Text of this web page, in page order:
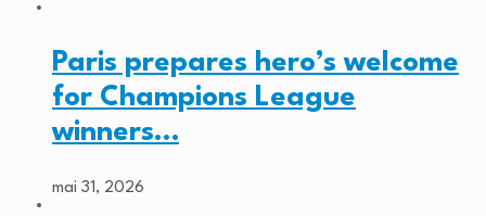
Paris prepares hero’s welcome
for Champions League
winners…
mai 31, 2026